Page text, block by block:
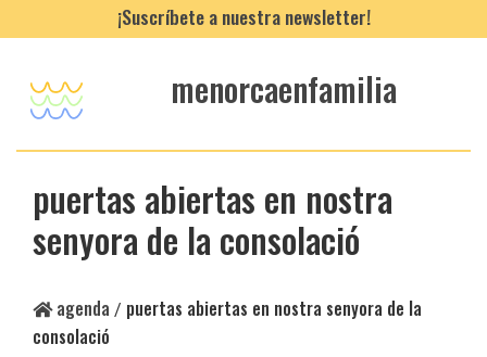
¡Suscríbete a nuestra newsletter!
menorcaenfamilia
puertas abiertas en nostra
senyora de la consolació
agenda / puertas abiertas en nostra senyora de la
consolació